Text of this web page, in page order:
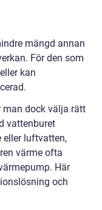
mängd annan
För den som
kan
man dock välja rätt
vattenburet
eller luftvatten,
värme ofta
Här
och